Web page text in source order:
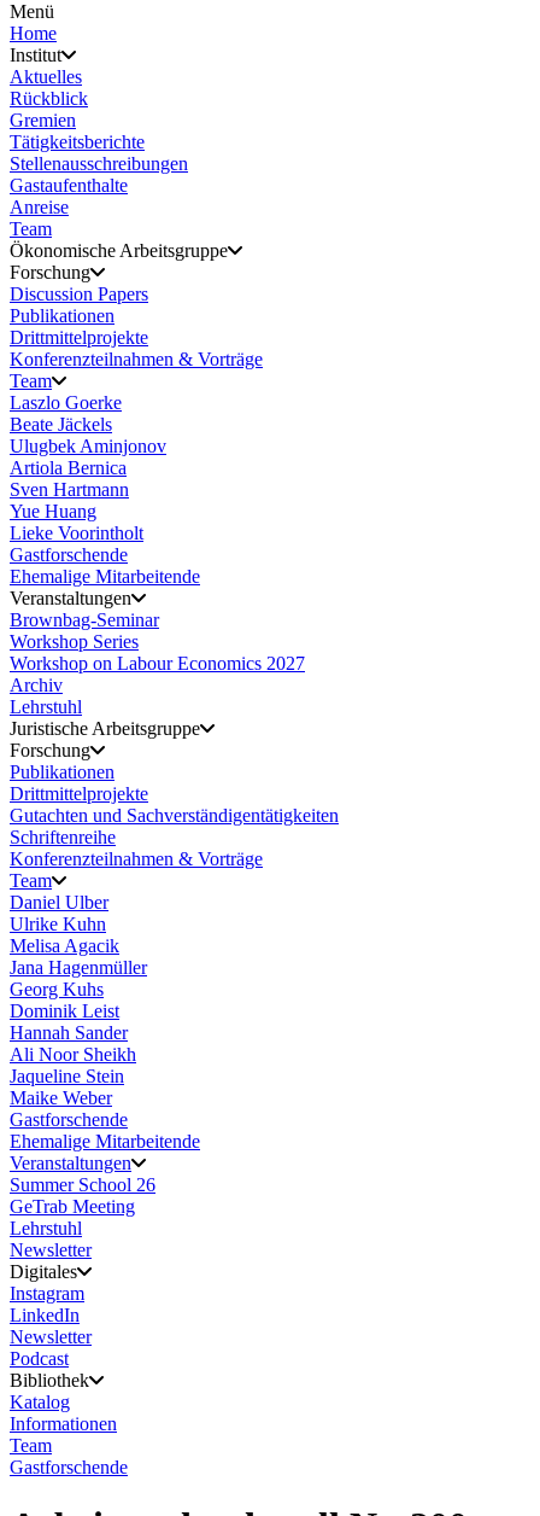
Menü
Home
Institut
Aktuelles
Rückblick
Gremien
Tätigkeitsberichte
Stellenausschreibungen
Gastaufenthalte
Anreise
Team
Ökonomische Arbeitsgruppe
Forschung
Discussion Papers
Publikationen
Drittmittelprojekte
Konferenzteilnahmen & Vorträge
Team
Laszlo Goerke
Beate Jäckels
Ulugbek Aminjonov
Artiola Bernica
Sven Hartmann
Yue Huang
Lieke Voorintholt
Gastforschende
Ehemalige Mitarbeitende
Veranstaltungen
Brownbag-Seminar
Workshop Series
Workshop on Labour Economics 2027
Archiv
Lehrstuhl
Juristische Arbeitsgruppe
Forschung
Publikationen
Drittmittelprojekte
Gutachten und Sachverständigentätigkeiten
Schriftenreihe
Konferenzteilnahmen & Vorträge
Team
Daniel Ulber
Ulrike Kuhn
Melisa Agacik
Jana Hagenmüller
Georg Kuhs
Dominik Leist
Hannah Sander
Ali Noor Sheikh
Jaqueline Stein
Maike Weber
Gastforschende
Ehemalige Mitarbeitende
Veranstaltungen
Summer School 26
GeTrab Meeting
Lehrstuhl
Newsletter
Digitales
Instagram
LinkedIn
Newsletter
Podcast
Bibliothek
Katalog
Informationen
Team
Gastforschende